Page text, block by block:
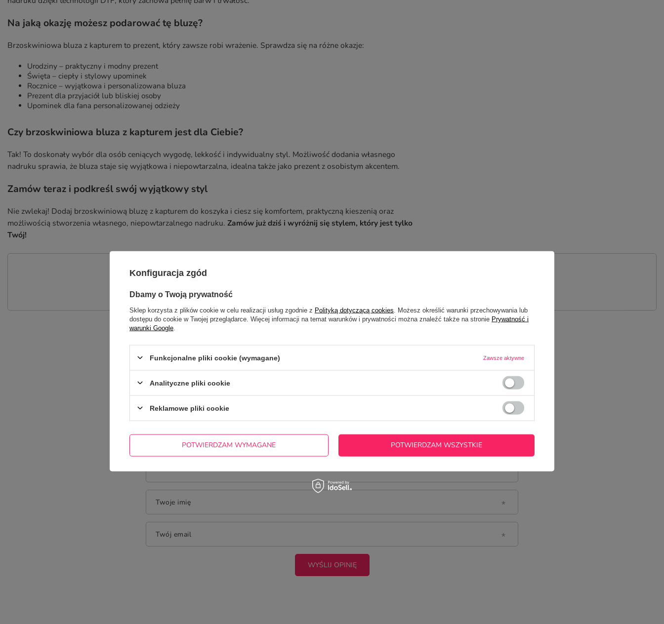
Na jaką okazję możesz podarować tę bluzę?
Brzoskwiniowa bluza z kapturem to prezent, który zawsze robi wrażenie. Sprawdza się na różne okazje:
Urodziny – praktyczny i modny prezent
Święta – ciepły i stylowy upominek
Rocznice – wyjątkowa i personalizowana bluza
Prezent dla przyjaciół lub bliskiej osoby
Upominek dla fana personalizowanej odzieży
Czy brzoskwiniowa bluza z kapturem jest dla Ciebie?
Tak! To doskonały wybór dla osób ceniących wygodę, lekkość i indywidualny styl. Możliwość dodania własnego
nadruku sprawia, że bluza staje się wyjątkowa i niepowtarzalna, idealna także jako prezent z osobistym akcentem.
Zamów teraz i podkreśl swój wyjątkowy styl
Nie zwlekaj! Dodaj brzoskwiniową bluzę z kapturem do koszyka i ciesz się komfortem, praktyczną kieszenią oraz
możliwością stworzenia własnego, niepowtarzalnego nadruku. Zamów już dziś i wyróżnij się stylem, który jest tylko
Twój!
Twoje imię
Twój email
WYŚLIJ OPINIĘ
Konfiguracja zgód
Dbamy o Twoją prywatność
Sklep korzysta z plików cookie w celu realizacji usług zgodnie z Polityką dotyczącą cookies . Możesz określić warunki przechowywania lub
dostępu do cookie w Twojej przeglądarce. Więcej informacji na temat warunków i prywatności można znaleźć także na stronie Prywatność i
warunki Google
Funkcjonalne pliki cookie (wymagane) Zawsze aktywne
Analityczne pliki cookie
Reklamowe pliki cookie
POTWIERDZAM WYMAGANE POTWIERDZAM WSZYSTKIE